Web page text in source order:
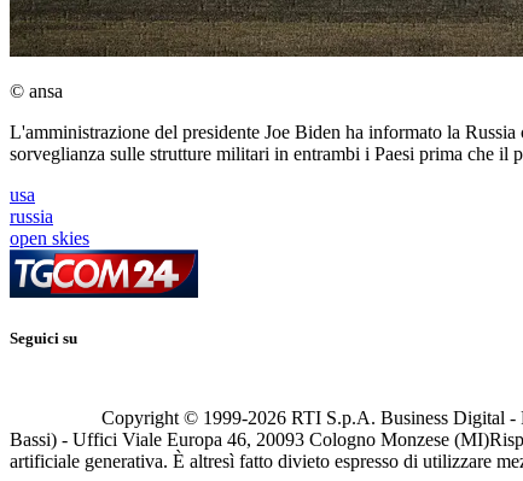
© ansa
L'amministrazione del presidente Joe Biden ha informato la
sorveglianza sulle strutture militari in entrambi i Paesi prima che il
usa
russia
open skies
Seguici su
Copyright © 1999-2026 RTI S.p.A. Business Digital -
Bassi) - Uffici Viale Europa 46, 20093 Cologno Monzese (MI)
artificiale generativa. È altresì fatto divieto espresso di utilizzare